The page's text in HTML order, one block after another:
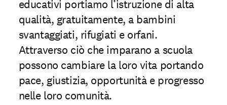
educativi portiamo l’istruzione di alta
qualità, gratuitamente, a bambini
svantaggiati, rifugiati e orfani.
Attraverso ciò che imparano a scuola
possono cambiare la loro vita portando
pace, giustizia, opportunità e progresso
nelle loro comunità.